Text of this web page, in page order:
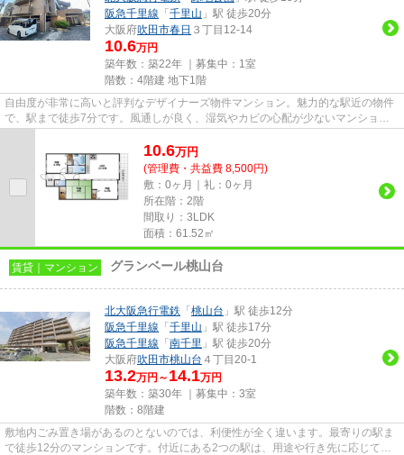
阪急千里線 「 千里山 」駅 徒歩20分
大阪府吹田市春日 ３丁目12-14
10.6万円
築年数：築22年 ｜募集中： 1室
階数：4階建 地下1階
自由度が非常に高いと評判なデザイナーズ物件マンション。魅力的な駅近の物件
で、駅まで徒歩7分です。風通しが良く、湿気やカビの心配が少ないマンション
10.6万円
(管理費・共益費 8,500円)
敷：0ヶ月｜礼：0ヶ月
所在階：2階
間取り：3LDK
面積：61.52㎡
賃貸｜マンション グランベール桃山台
北大阪急行電鉄 「 桃山台 」駅 徒歩12分
阪急千里線 「 千里山 」駅 徒歩17分
阪急千里線 「 南千里 」駅 徒歩20分
大阪府吹田市桃山台 ４丁目20-1
13.2万円～ 14.1万円
築年数：築30年 ｜募集中： 3室
階数：8階建
敷地内ごみ置き場があるのとないのでは、利便性が全く違います。最寄りの駅ま
で徒歩12分のマンションです。付近にある2つの駅は、用途や行き先に応じて使